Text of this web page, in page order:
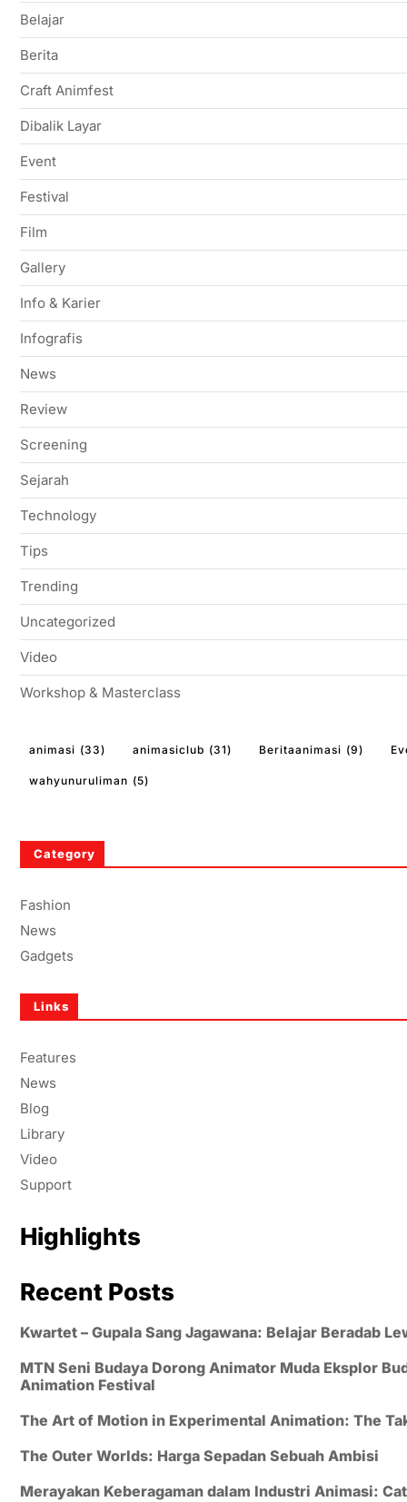
Belajar
Berita
Craft Animfest
Dibalik Layar
Event
Festival
Film
Gallery
Info & Karier
Infografis
News
Review
Screening
Sejarah
Technology
Tips
Trending
Uncategorized
Video
Workshop & Masterclass
animasi (33) animasiclub (31) Beritaanimasi (9)
wahyunuruliman (5)
Category
Fashion
News
Gadgets
Links
Features
News
Blog
Library
Video
Support
Highlights
Recent Posts
Kwartet – Gupala Sang Jagawana: Belajar Beradab
MTN Seni Budaya Dorong Animator Muda Eksplor
Animation Festival
The Art of Motion in Experimental Animation: The
The Outer Worlds: Harga Sepadan Sebuah Ambisi
Merayakan Keberagaman dalam Industri Animasi: